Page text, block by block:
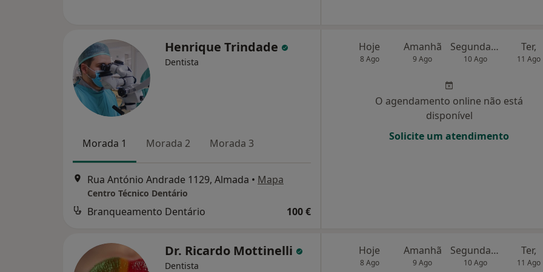
Henrique Trindade
Dentista
Morada 1 Morada 2 Morada 3
Rua António Andrade 1129, Almada • Mapa
Centro Técnico Dentário
Branqueamento Dentário 100 €
Hoje
8 Ago
Amanhã
9 Ago
Segunda-feira
10 Ago
Ter,
11 Ago
O agendamento online não está
disponível
Solicite um atendimento
Dr. Ricardo Mottinelli
Dentista
Hoje
8 Ago
Amanhã
9 Ago
Segunda-feira
10 Ago
Ter,
11 Ago